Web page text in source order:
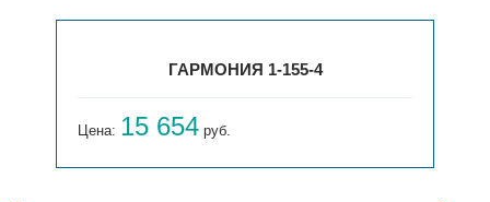
ГАРМОНИЯ 1-155-4
Цена: 15 654 руб.